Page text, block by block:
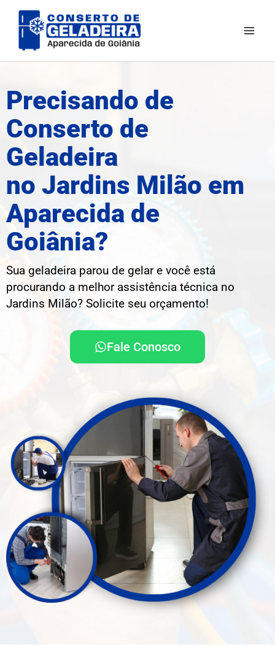
para
Precisando de
Conserto de
Geladeira
no Jardins Milão em
Aparecida de
Goiânia?
Sua geladeira parou de gelar e você está
procurando a melhor assistência técnica no
Jardins Milão? Solicite seu orçamento!
Fale Conosco